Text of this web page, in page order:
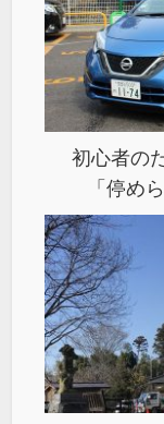
初心者の
「停め